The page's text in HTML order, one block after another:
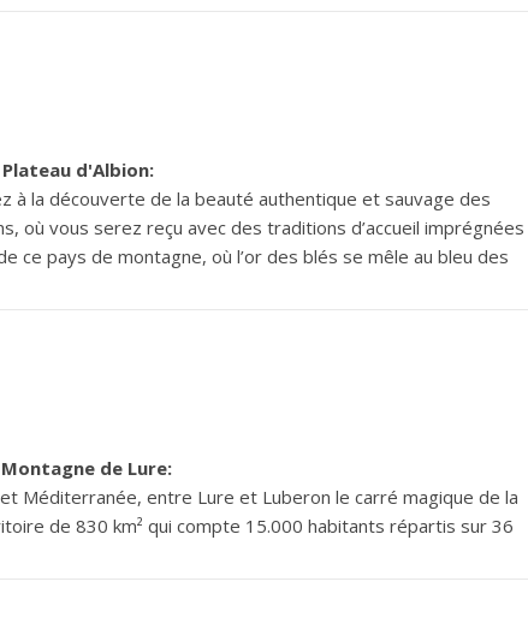
d'Albion:
à la découverte de la beauté authentique et sauvage des
où vous serez reçu avec des traditions d’accueil imprégnées
ce pays de montagne, où l’or des blés se mêle au bleu des
de Lure:
Méditerranée, entre Lure et Luberon le carré magique de la
de 830 km² qui compte 15.000 habitants répartis sur 36